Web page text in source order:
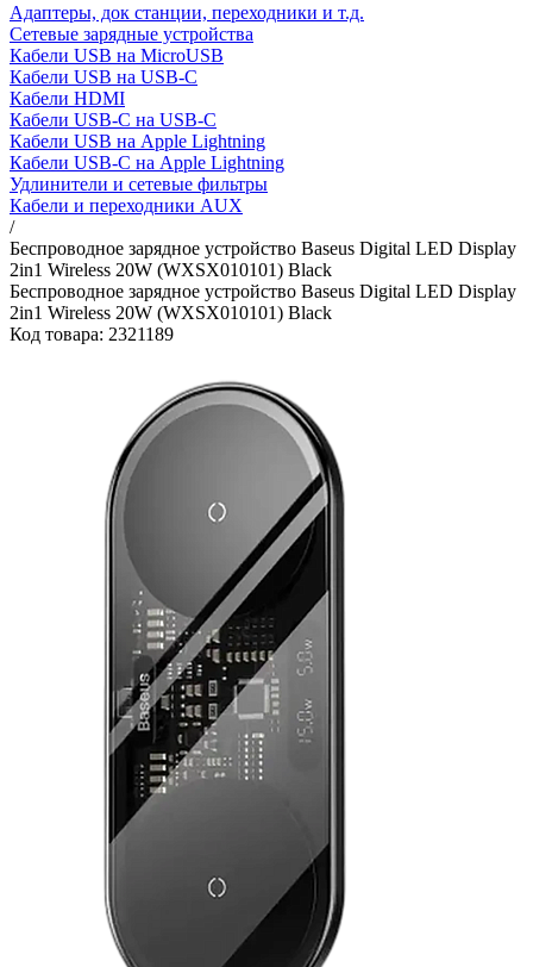
Адаптеры, док станции, переходники и т.д.
Сетевые зарядные устройства
Кабели USB на MicroUSB
Кабели USB на USB-C
Кабели HDMI
Кабели USB-C на USB-C
Кабели USB на Apple Lightning
Кабели USB-C на Apple Lightning
Удлинители и сетевые фильтры
Кабели и переходники AUX
/
Беспроводное зарядное устройство Baseus Digital LED Display
2in1 Wireless 20W (WXSX010101) Black
Беспроводное зарядное устройство Baseus Digital LED Display
2in1 Wireless 20W (WXSX010101) Black
Код товара: 2321189